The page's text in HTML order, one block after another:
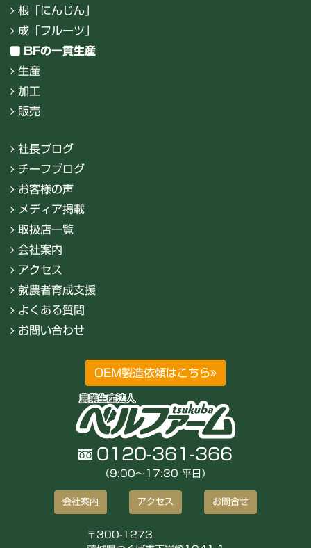
根「にんじん」
成「フルーツ」
BFの一貫生産
生産
加工
販売
社長ブログ
チーフブログ
お客様の声
メディア掲載
取扱店一覧
会社案内
アクセス
就農者育成支援
よくある質問
お問い合わせ
OEM製造依頼はこちら
0120-361-366
（9:00〜17:30 平日）
会社案内 アクセス お問合せ
〒300-1273